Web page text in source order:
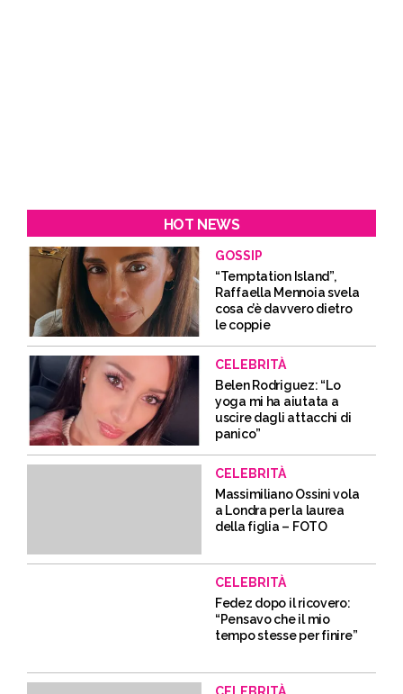
HOT NEWS
GOSSIP
“Temptation Island”,
Raffaella Mennoia svela
cosa c’è davvero dietro
le coppie
CELEBRITÀ
Belen Rodriguez: “Lo
yoga mi ha aiutata a
uscire dagli attacchi di
panico”
CELEBRITÀ
Massimiliano Ossini vola
a Londra per la laurea
della figlia – FOTO
CELEBRITÀ
Fedez dopo il ricovero:
“Pensavo che il mio
tempo stesse per finire”